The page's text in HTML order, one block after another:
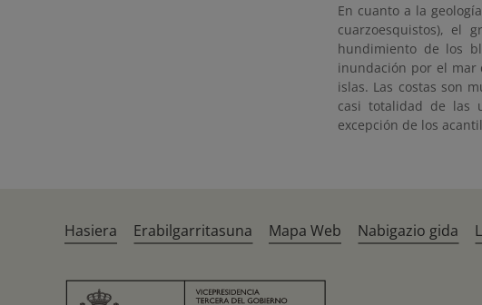
En cuanto a la
cuarzoesquistos), el
hundimiento de los
inundación por el mar
islas. Las costas son
casi totalidad de las
excepción de los
Hasiera Erabilgarritasuna Mapa Web Nabigazio gida